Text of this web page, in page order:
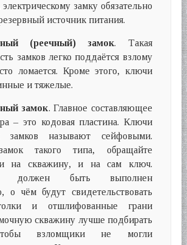
замку обязательно
источник питания.
(реечный) замок. Такая
замков легко поддаётся взлому
ломается. Кроме этого, ключи
и тяжелые.
замок. Главное составляющее
– это кодовая пластина. Ключи
замков называют сейфовыми.
такого типа, обращайте
на скважину, и на сам ключ.
должен быть выполнен
о чём будут свидетельствовать
и отшлифованные грани
скважину лучше подбирать
взломщики не могли